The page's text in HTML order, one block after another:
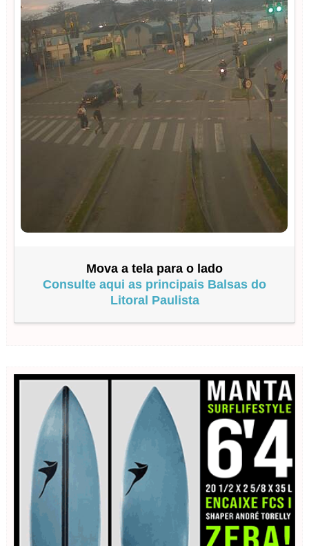
Mova a tela para o lado
Consulte aqui as principais Balsas do
Litoral Paulista